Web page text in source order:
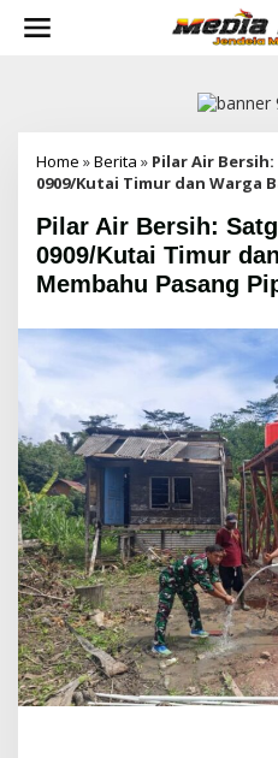
Home »Berita » Pilar Air
0909/Kutai Timur dan Warga
Pilar Air Bersih:
0909/Kutai Timur
Membahu Pasang